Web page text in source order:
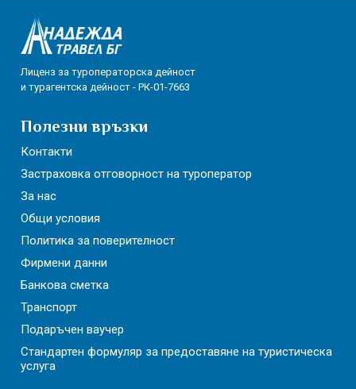
Лиценз за туроператорска дейност
и турагентска дейност - РК-01-7663
Полезни връзки
Контакти
Застраховка отговорност на туроператор
За нас
Общи условия
Политика за поверителност
Фирмени данни
Банкова сметка
Транспорт
Подаръчен ваучер
Стандартен формуляр за предоставяне на туристическа
услуга